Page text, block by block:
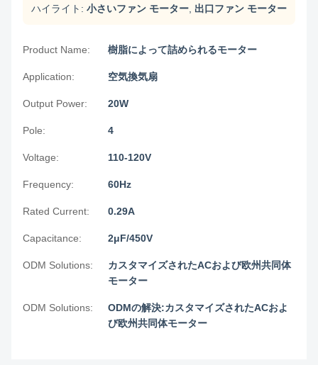
ハイライト: 小さいファン モーター 出口ファン モーター
Product Name: 樹脂によって詰められるモーター
Application: 空気換気扇
Output Power: 20W
Pole: 4
Voltage: 110-120V
Frequency: 60Hz
Rated Current: 0.29A
Capacitance: 2μF/450V
ODM Solutions:
カスタマイズされたACおよび欧州共同体
モーター
ODM Solutions:
ODMの解決:カスタマイズされたACおよ
び欧州共同体モーター